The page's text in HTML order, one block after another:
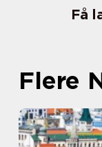
Få
Flere